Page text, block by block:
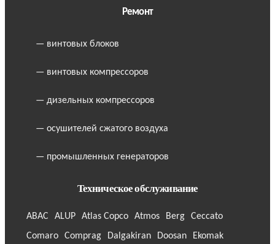
Ремонт
— винтовых блоков
— винтовых компрессоров
— дизельных компрессоров
— осушителей сжатого воздуха
— промышленных генераторов
Техническое обслуживание
ABAC ALUP Atlas Copco Atmos Berg
Ceccato
Comaro
Comprag Dalgakiran Doosan Ekomak